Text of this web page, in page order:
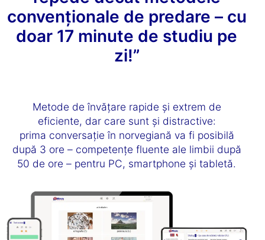
convenționale de predare – cu
doar 17 minute de studiu pe
zi!”
Metode de învățare rapide și extrem de
eficiente, dar care sunt și distractive:
prima conversație în norvegiană va fi posibilă
după 3 ore – competențe fluente ale limbii după
50 de ore – pentru PC, smartphone și tabletă.